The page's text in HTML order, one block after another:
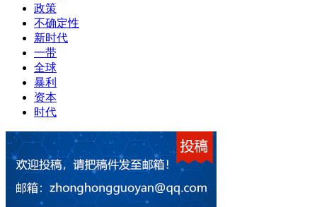
政策
不确定性
新时代
一带
全球
暴利
资本
时代